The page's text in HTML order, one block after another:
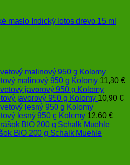
maslo Indický lotos drevo 15 ml
malinový 950 g Kolomy 11,80 €
javorový 950 g Kolomy 10,90 €
lesný 950 g Kolomy 12,60 €
BIO 200 g Schalk Muehle